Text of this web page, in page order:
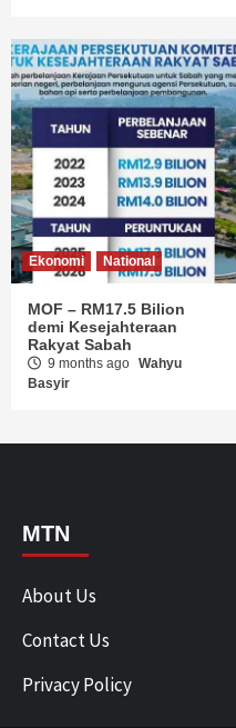
Ekonomi National
MOF – RM17.5 Bilion
demi Kesejahteraan
Rakyat Sabah
9 months ago Wahyu
Basyir
MTN
About Us
Contact Us
Privacy Policy